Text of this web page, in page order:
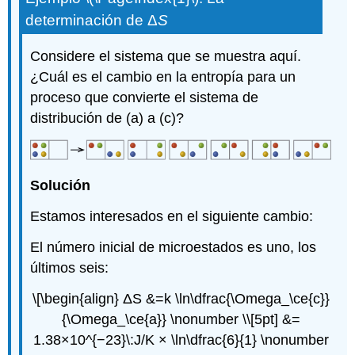
determinación de ΔS
Considere el sistema que se muestra aquí.
¿Cuál es el cambio en la entropía para un
proceso que convierte el sistema de
distribución de (a) a (c)?
Solución
Estamos interesados en el siguiente cambio:
El número inicial de microestados es uno, los
últimos seis:
\[\begin{align} ΔS &=k \ln\dfrac{\Omega_\ce{c}}
{\Omega_\ce{a}} \nonumber \\[5pt] &=
1.38×10^{−23}\:J/K × \ln\dfrac{6}{1} \nonumber